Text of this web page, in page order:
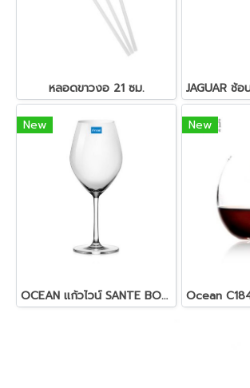
หลอดขาวงอ 21 ซม.
New
OCEAN แก้วไวน์ SANTE BORDEAUX, 595 ML.(สอบถามราคา)
New